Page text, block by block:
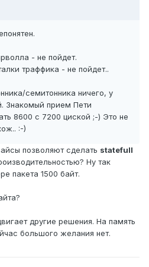
- не пойдет.
траффика - не пойдет..
семитонника ничего, у
Знакомый прием Пети
8600 с 7200 циской ;-) Это не
:-)
позволяют сделать statefull
Ну так
пакета 1500 байт.
другие решения. На память
большого желания нет.